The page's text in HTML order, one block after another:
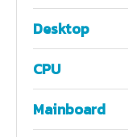
Desktop
CPU
Mainboard